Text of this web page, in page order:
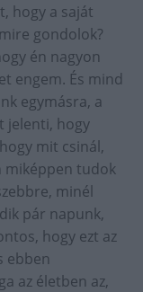
hogy a saját
gondolok?
én nagyon
engem. És mind
egymásra, a
jelenti, hogy
mit csinál,
miképpen tudok
minél
pár napunk,
hogy ezt az
ebben
az életben az,